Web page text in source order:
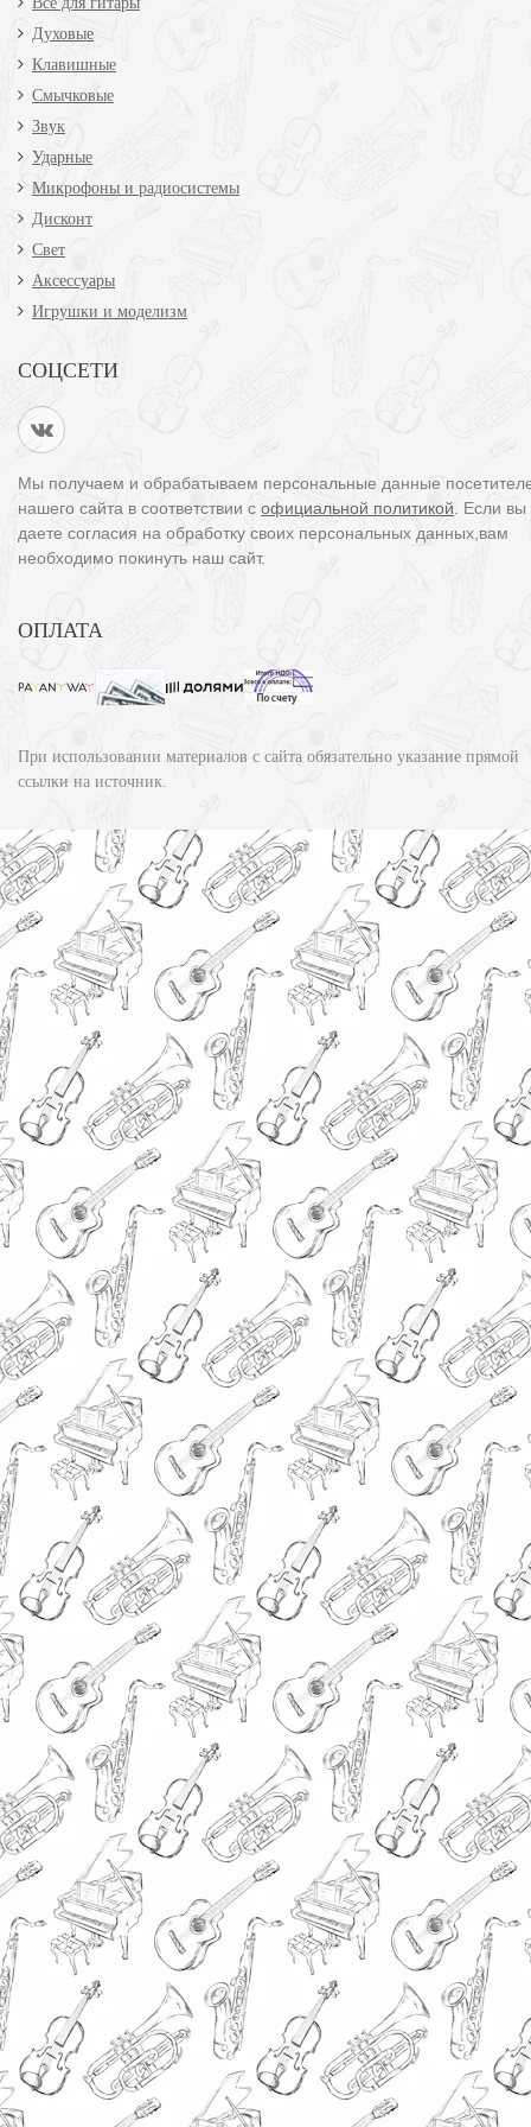
Духовые
Клавишные
Смычковые
Звук
Ударные
Микрофоны и радиосистемы
Дисконт
Свет
Аксессуары
Игрушки и моделизм
СОЦСЕТИ
Мы получаем и обрабатываем персональные данные
нашего сайта в соответствии с официальной политикой . Если
даете согласия на обработку своих персональных данных,вам
необходимо покинуть наш сайт.
ОПЛАТА
При использовании материалов с сайта обязательно указание прямой
ссылки на источник.